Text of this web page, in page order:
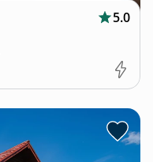
5.0